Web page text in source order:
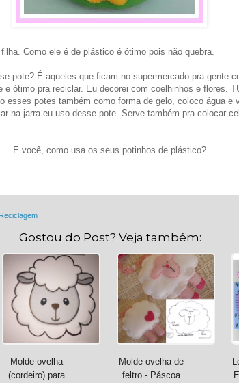
Como ele é de plástico é ótimo pois não quebra.
pote? É aqueles que ficam no supermercado pra gente
e ótimo pra reciclar. Eu decorei com coelhinhos e flores.
esses potes também como forma de gelo, coloco água e
na jarra eu uso desse pote. Serve também pra colocar
E você, como usa os seus potinhos de plástico?
Reciclagem
Gostou do Post? Veja também:
Molde ovelha
(cordeiro) para
Molde ovelha de
feltro - Páscoa